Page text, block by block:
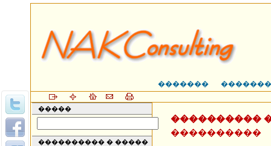
������� �������
�����
���������� � �����
����������
����������